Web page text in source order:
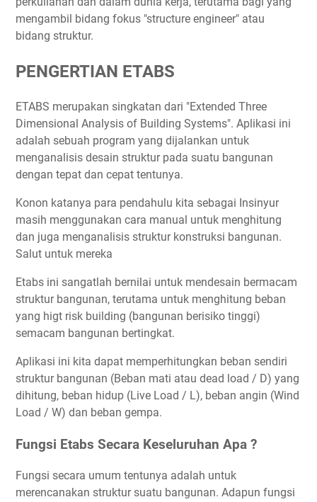
mengambil bidang fokus "structure engineer" atau
bidang struktur.
PENGERTIAN ETABS
ETABS merupakan singkatan dari "Extended Three
Dimensional Analysis of Building Systems". Aplikasi ini
adalah sebuah program yang dijalankan untuk
menganalisis desain struktur pada suatu bangunan
dengan tepat dan cepat tentunya.
Konon katanya para pendahulu kita sebagai Insinyur
masih menggunakan cara manual untuk menghitung
dan juga menganalisis struktur konstruksi bangunan.
Salut untuk mereka
Etabs ini sangatlah bernilai untuk mendesain bermacam
struktur bangunan, terutama untuk menghitung beban
yang higt risk building (bangunan berisiko tinggi)
semacam bangunan bertingkat.
Aplikasi ini kita dapat memperhitungkan beban sendiri
struktur bangunan (Beban mati atau dead load / D) yang
dihitung, beban hidup (Live Load / L), beban angin (Wind
Load / W) dan beban gempa.
Fungsi Etabs Secara Keseluruhan Apa ?
Fungsi secara umum tentunya adalah untuk
merencanakan struktur suatu bangunan. Adapun fungsi